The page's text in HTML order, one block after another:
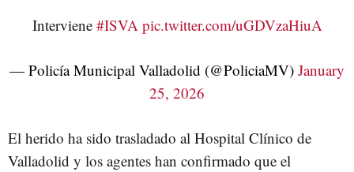
Interviene #ISVA pic.twitter.com/uGDVzaHiuA
— Policía Municipal Valladolid (@PoliciaMV) January
25, 2026
El herido ha sido trasladado al Hospital Clínico de
Valladolid y los agentes han confirmado que el